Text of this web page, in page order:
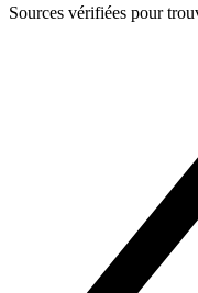
Sources vérifiées pour